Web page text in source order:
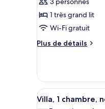
type
de
chambre :
Villa,
non-
fumeurs
(King)
1 très grand lit
Wi-Fi gratuit
Plus de détails
Plus
le
type
de
chambre
Afficher
toutes
7
Villa, 1 chambre,